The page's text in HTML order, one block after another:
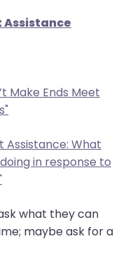
Assistance
Make Ends Meet
Assistance: What
in response to
what they can
maybe ask for a